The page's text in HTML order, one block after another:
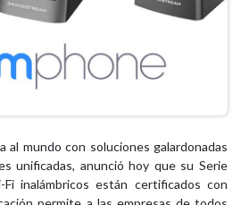
al mundo con soluciones galardonadas
unificadas, anunció hoy que su Serie
inalámbricos están certificados con